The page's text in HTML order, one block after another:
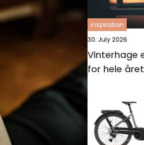
inspiration
30. July 2026
Vinterhage et lyst rom
for hele året